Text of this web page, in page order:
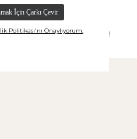
Kolay İade
14 Gün İçerisinde İade İmkanı!